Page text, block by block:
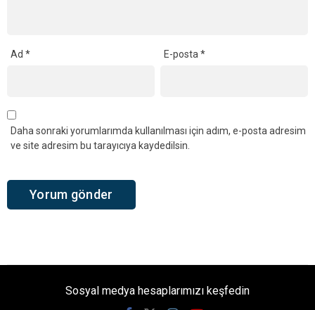
Ad * E-posta*
Daha sonraki yorumlarımda kullanılması için adım, e-posta adresim
ve site adresim bu tarayıcıya kaydedilsin.
Sosyal medya hesaplarımızı keşfedin